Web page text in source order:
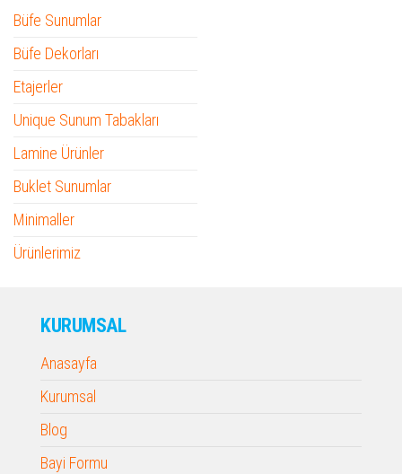
Büfe Sunumlar
Büfe Dekorları
Etajerler
Unique Sunum Tabakları
Lamine Ürünler
Buklet Sunumlar
Minimaller
Ürünlerimiz
KURUMSAL
Anasayfa
Kurumsal
Blog
Bayi Formu